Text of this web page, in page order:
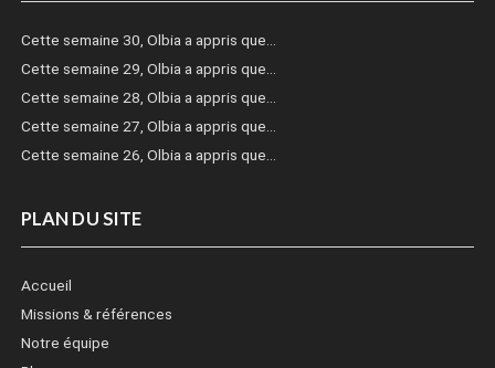
Cette semaine 30, Olbia a appris que…
Cette semaine 29, Olbia a appris que…
Cette semaine 28, Olbia a appris que…
Cette semaine 27, Olbia a appris que…
Cette semaine 26, Olbia a appris que…
PLAN DU SITE
Accueil
Missions & références
Notre équipe